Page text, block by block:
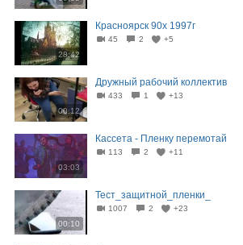
28:42
Красноярск 90х 1997г
45 2 +5
00:12
Дружный рабочий коллектив
433 1 +13
03:03
Кассета - Пленку перемотай
113 2 +11
00:10
Тест_защитной_пленки_
1007 2 +23